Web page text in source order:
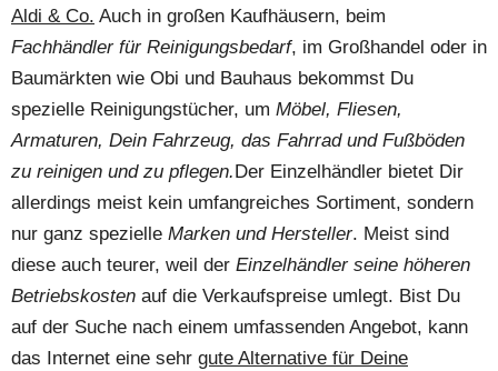
Aldi & Co. Auch in großen Kaufhäusern, beim
Fachhändler für Reinigungsbedarf, im Großhandel oder in
Baumärkten wie Obi und Bauhaus bekommst Du
spezielle Reinigungstücher, um Möbel, Fliesen,
Armaturen, Dein Fahrzeug, das Fahrrad und Fußböden
zu reinigen und zu pflegen. Der Einzelhändler bietet Dir
allerdings meist kein umfangreiches Sortiment, sondern
nur ganz spezielle Marken und Hersteller. Meist sind
diese auch teurer, weil der Einzelhändler seine höheren
Betriebskosten auf die Verkaufspreise umlegt. Bist Du
auf der Suche nach einem umfassenden Angebot, kann
das Internet eine sehr gute Alternative für Deine